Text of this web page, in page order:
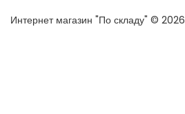
Интернет магазин "По складу" © 2026